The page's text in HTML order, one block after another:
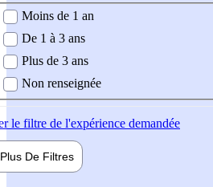
demandée
Moins de 1 an
De 1 à 3 ans
Plus de 3 ans
Non renseignée
le filtre de l'expérience demandée
Plus De Filtres